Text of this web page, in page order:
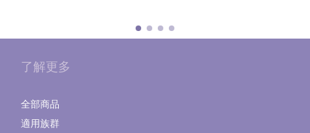
了解更多
全部商品
適用族群